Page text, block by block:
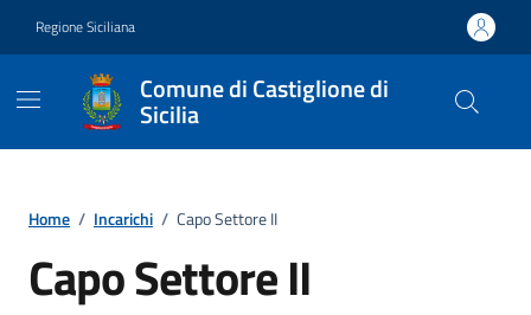
Regione Siciliana
Comune di Castiglione di
Sicilia
Home / Incarichi / Capo Settore II
Capo Settore II